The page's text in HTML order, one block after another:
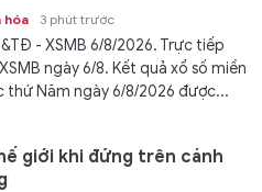
hóa 3 phút trước
- XSMB 6/8/2026. Trực tiếp
ngày 6/8. Kết quả xổ số miền
thứ Năm ngày 6/8/2026 được...
giới khi đứng trên cánh